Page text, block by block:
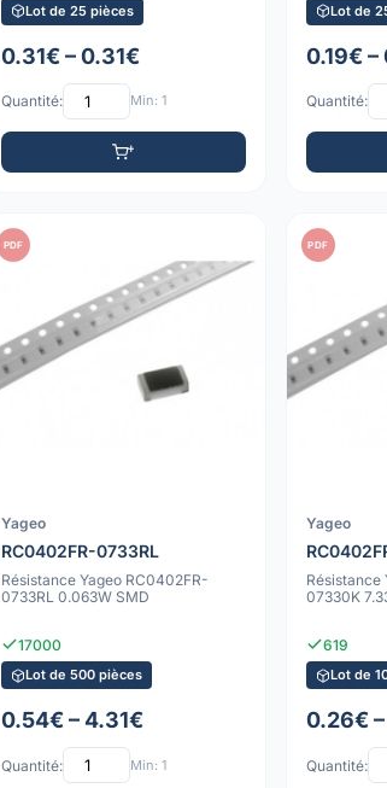
Lot de 25 pièces
0.31€ – 0.31€
Quantité: Min: 1
Lot de
0.19€ –
Quantité:
PDF
Yageo
RC0402FR-0733RL
Résistance Yageo RC0402FR-
0733RL 0.063W SMD
17000
Lot de 500 pièces
0.54€ – 4.31€
Quantité: Min: 1
PDF
Yageo
Résistance
07330K
619
Lot de
0.26€
Quantité: